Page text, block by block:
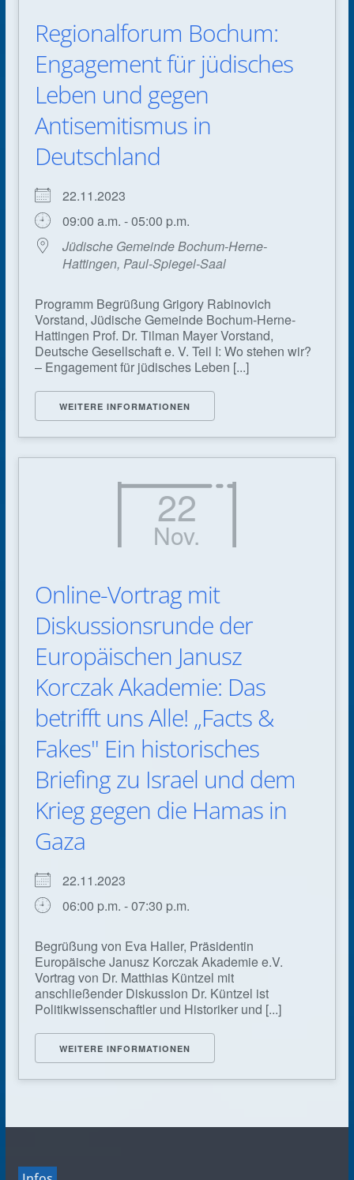
Regionalforum Bochum:
Engagement für jüdisches
Leben und gegen
Antisemitismus in
Deutschland
22.11.2023
09:00 a.m. - 05:00 p.m.
Jüdische Gemeinde Bochum-Herne-
Hattingen, Paul-Spiegel-Saal
Programm Begrüßung Grigory Rabinovich
Vorstand, Jüdische Gemeinde Bochum-Herne-
Hattingen Prof. Dr. Tilman Mayer Vorstand,
Deutsche Gesellschaft e. V. Teil I: Wo stehen wir?
– Engagement für jüdisches Leben [...]
WEITERE INFORMATIONEN
22
Nov.
Online-Vortrag mit
Diskussionsrunde der
Europäischen Janusz
Korczak Akademie: Das
betrifft uns Alle! „Facts &
Fakes" Ein historisches
Briefing zu Israel und dem
Krieg gegen die Hamas in
Gaza
22.11.2023
06:00 p.m. - 07:30 p.m.
Begrüßung von Eva Haller, Präsidentin
Europäische Janusz Korczak Akademie e.V.
Vortrag von Dr. Matthias Küntzel mit
anschließender Diskussion Dr. Küntzel ist
Politikwissenschaftler und Historiker und [...]
WEITERE INFORMATIONEN